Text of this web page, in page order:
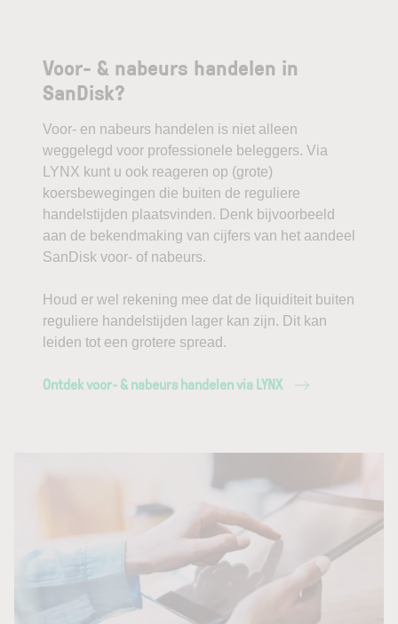
Voor- & nabeurs handelen in
SanDisk?
Voor- en nabeurs handelen is niet alleen
weggelegd voor professionele beleggers. Via
LYNX kunt u ook reageren op (grote)
koersbewegingen die buiten de reguliere
handelstijden plaatsvinden. Denk bijvoorbeeld
aan de bekendmaking van cijfers van het aandeel
SanDisk voor- of nabeurs.
Houd er wel rekening mee dat de liquiditeit buiten
reguliere handelstijden lager kan zijn. Dit kan
leiden tot een grotere spread.
Ontdek voor- & nabeurs handelen via LYNX